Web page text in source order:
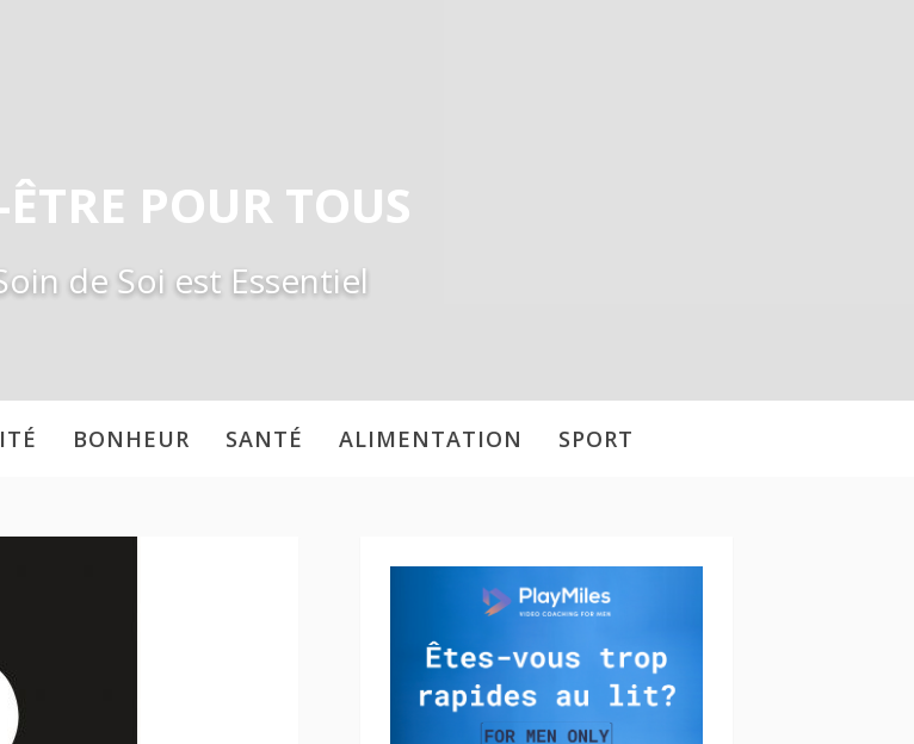
POUR TOUS
de Soi est Essentiel
BONHEUR SANTÉ ALIMENTATION SPORT